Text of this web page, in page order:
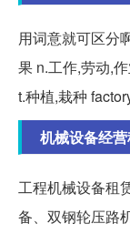
用词意就可区分
果 n.工作,劳动,
t.种植,栽种
机械设备经
工程机械设备租
备、双钢轮压路